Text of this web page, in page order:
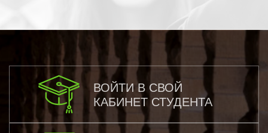
ВОЙТИ В СВОЙ
КАБИНЕТ СТУДЕНТА